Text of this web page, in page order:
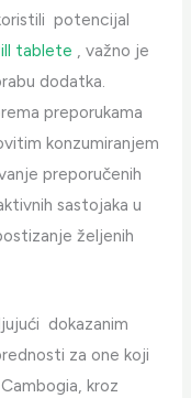
potencijal
tablete , važno je
dodatka.
preporukama
konzumiranjem
preporučenih
sastojaka u
željenih
dokazanim
za one koji
kroz